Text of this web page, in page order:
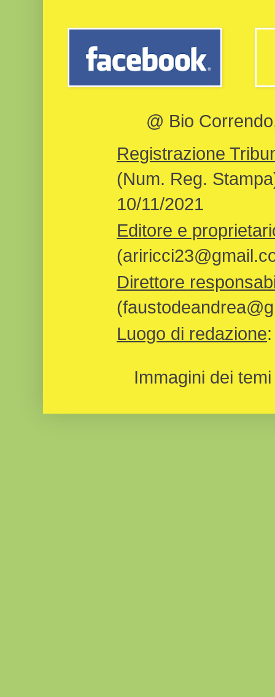
@ Bio
Registrazione
(Num. Reg.
10/11/2021
Editore e
Direttore
Luogo di redazione
Immagini dei